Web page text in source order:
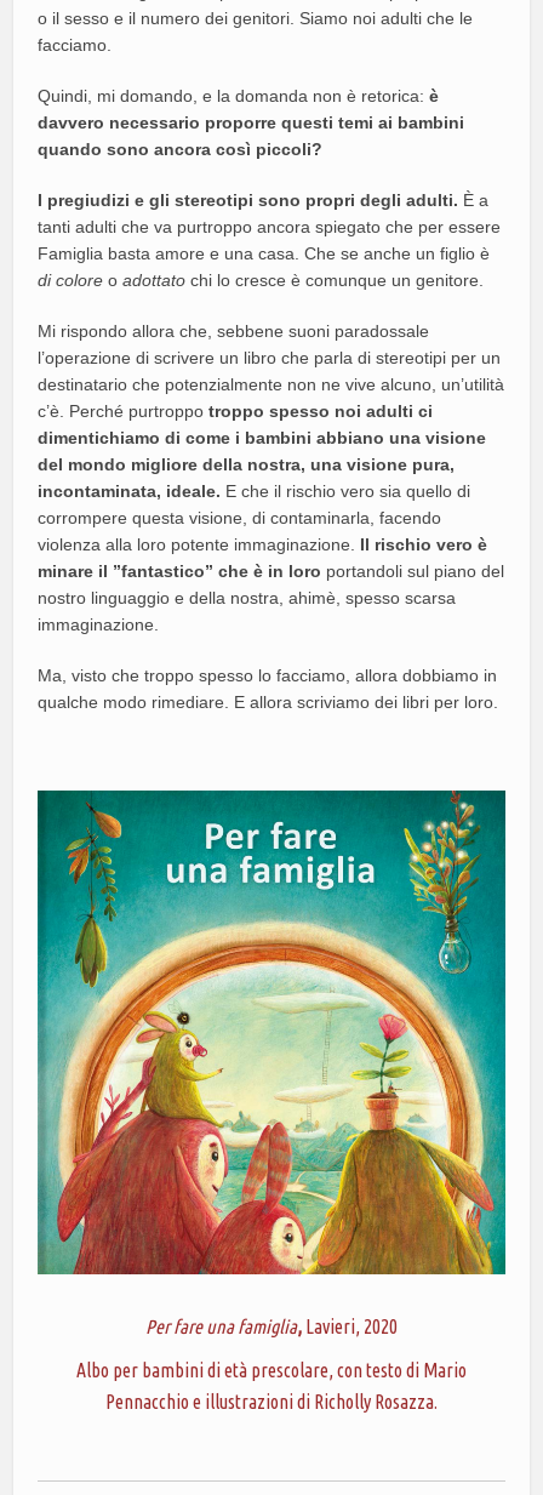
o il sesso e il numero dei genitori. Siamo noi adulti che le
facciamo.
Quindi, mi domando, e la domanda non è retorica:è
davvero necessario proporre questi temi ai bambini
quando sono ancora così piccoli?
I pregiudizi e gli stereotipi sono propri degli adulti. È a
tanti adulti che va purtroppo ancora spiegato che per essere
Famiglia basta amore e una casa. Che se anche un figlio è
di colore oadottato chi lo cresce è comunque un genitore.
Mi rispondo allora che, sebbene suoni paradossale
l’operazione di scrivere un libro che parla di stereotipi per un
destinatario che potenzialmente non ne vive alcuno, un’utilità
c’è. Perché purtroppotroppo spesso noi adulti ci
dimentichiamo di come i bambini abbiano una visione
del mondo migliore della nostra, una visione pura,
incontaminata, ideale. E che il rischio vero sia quello di
corrompere questa visione, di contaminarla, facendo
violenza alla loro potente immaginazione. Il rischio vero è
minare il ”fantastico” che è in loro portandoli sul piano del
nostro linguaggio e della nostra, ahimè, spesso scarsa
immaginazione.
Ma, visto che troppo spesso lo facciamo, allora dobbiamo in
qualche modo rimediare. E allora scriviamo dei libri per loro.
Per fare una famiglia, Lavieri, 2020
Albo per bambini di età prescolare, con testo di Mario
Pennacchio e illustrazioni di Richolly Rosazza.